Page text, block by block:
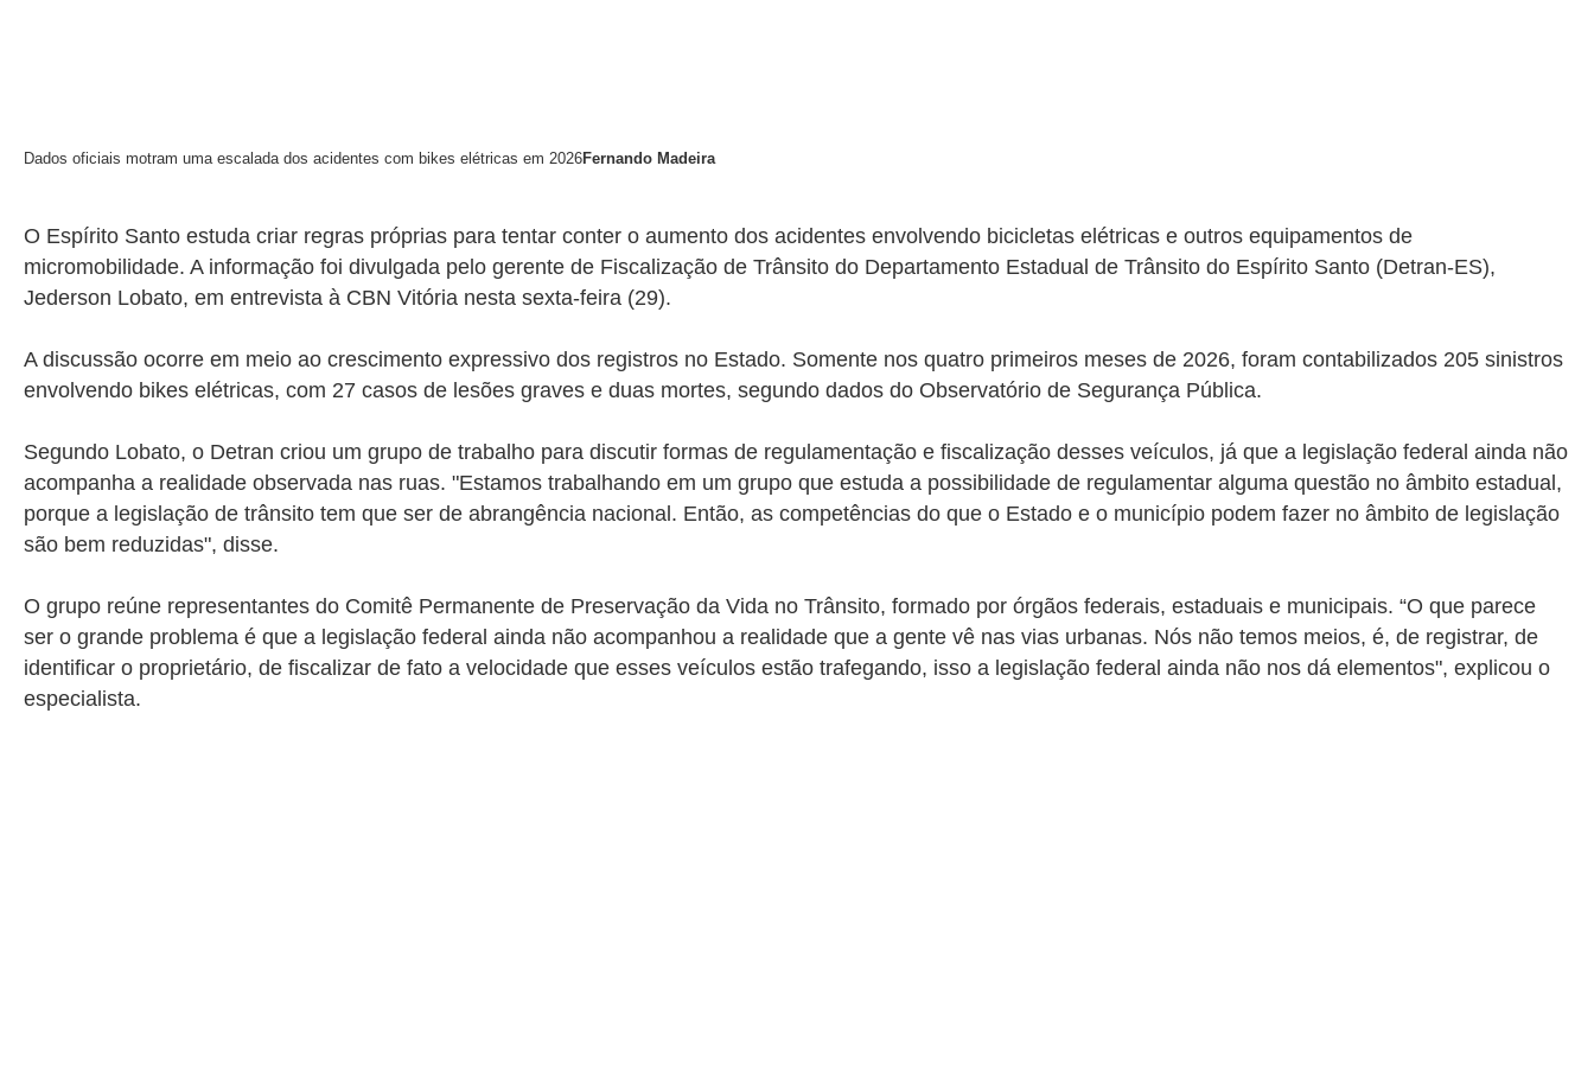
Dados oficiais motram uma escalada dos acidentes com bikes elétricas em 2026Fernando Madeira
O Espírito Santo estuda criar regras próprias para tentar conter o aumento dos acidentes envolvendo bicicletas elétricas e outros equipamentos de
micromobilidade. A informação foi divulgada pelo gerente de Fiscalização de Trânsito do Departamento Estadual de Trânsito do Espírito Santo (Detran-ES),
Jederson Lobato, em entrevista à CBN Vitória nesta sexta-feira (29).
A discussão ocorre em meio ao crescimento expressivo dos registros no Estado. Somente nos quatro primeiros meses de 2026, foram contabilizados 205 sinistros
envolvendo bikes elétricas, com 27 casos de lesões graves e duas mortes, segundo dados do Observatório de Segurança Pública.
Segundo Lobato, o Detran criou um grupo de trabalho para discutir formas de regulamentação e fiscalização desses veículos, já que a legislação federal ainda não
acompanha a realidade observada nas ruas. "Estamos trabalhando em um grupo que estuda a possibilidade de regulamentar alguma questão no âmbito estadual,
porque a legislação de trânsito tem que ser de abrangência nacional. Então, as competências do que o Estado e o município podem fazer no âmbito de legislação
são bem reduzidas", disse.
O grupo reúne representantes do Comitê Permanente de Preservação da Vida no Trânsito, formado por órgãos federais, estaduais e municipais. “O que parece
ser o grande problema é que a legislação federal ainda não acompanhou a realidade que a gente vê nas vias urbanas. Nós não temos meios, é, de registrar, de
identificar o proprietário, de fiscalizar de fato a velocidade que esses veículos estão trafegando, isso a legislação federal ainda não nos dá elementos", explicou o
especialista.